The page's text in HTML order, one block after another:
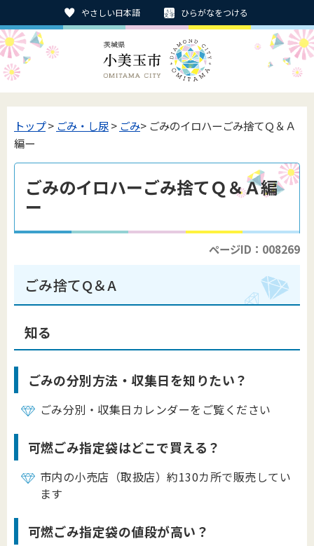
やさしい日本語 ひらがなをつける
トップ> ごみ・し尿> ごみ> ごみのイロハーごみ捨てＱ＆Ａ
編ー
ごみのイロハーごみ捨てＱ＆Ａ編
ー
ページID：008269
ごみ捨てQ＆A
知る
ごみの分別方法・収集日を知りたい？
ごみ分別・収集日カレンダーをご覧ください
可燃ごみ指定袋はどこで買える？
市内の小売店（取扱店）約130カ所で販売してい
ます
可燃ごみ指定袋の値段が高い？